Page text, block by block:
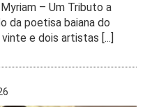
– Um Tributo a
da poetisa baiana do
e dois artistas [...]